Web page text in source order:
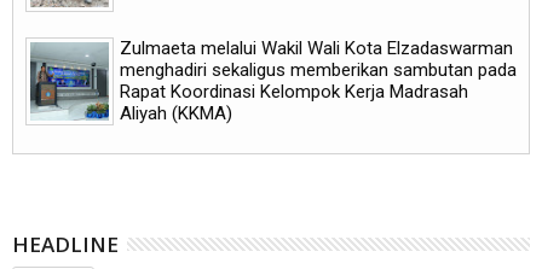
Zulmaeta melalui Wakil Wali Kota Elzadaswarman
menghadiri sekaligus memberikan sambutan pada
Rapat Koordinasi Kelompok Kerja Madrasah
Aliyah (KKMA)
HEADLINE